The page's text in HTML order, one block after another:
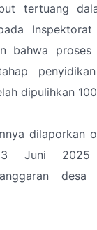
tertuang
bahwa proses
dipulihkan
dilaporkan
Juni 2025
desa